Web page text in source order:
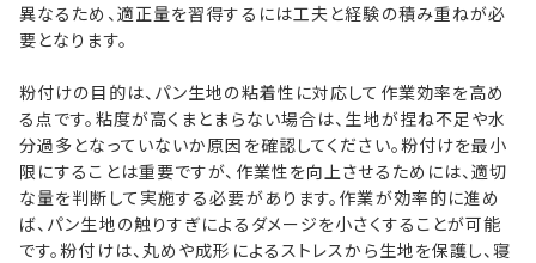
異なるため、適正量を習得するには工夫と経験の積み重ねが必
要となります。
粉付けの目的は、パン生地の粘着性に対応して作業効率を高め
る点です。粘度が高くまとまらない場合は、生地が捏ね不足や水
分過多となっていないか原因を確認してください。粉付けを最小
限にすることは重要ですが、作業性を向上させるためには、適切
な量を判断して実施する必要があります。作業が効率的に進め
ば、パン生地の触りすぎによるダメージを小さくすることが可能
です。粉付けは、丸めや成形によるストレスから生地を保護し、寝